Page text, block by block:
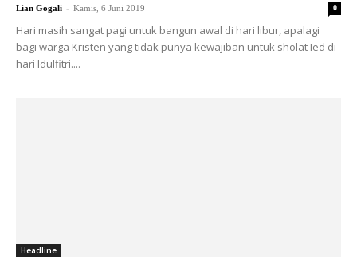
Lian Gogali - Kamis, 6 Juni 2019 0
Hari masih sangat pagi untuk bangun awal di hari libur, apalagi
bagi warga Kristen yang tidak punya kewajiban untuk sholat Ied di
hari Idulfitri....
Headline